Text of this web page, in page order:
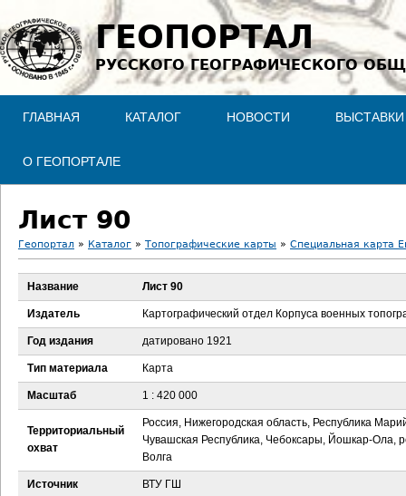
Jump to navigation
ГЕОПОРТАЛ
РУССКОГО ГЕОГРАФИЧЕСКОГО
ГЛАВНАЯ КАТАЛОГ НОВОСТИ ВЫСТАВКИ
О ГЕОПОРТАЛЕ
Лист 90
В
ы
д
е
с
ь
Геопортал » Каталог » Топографические карты » Специальная карта
Название Лист 90
Издатель Картографический отдел Корпуса военных
Год издания датировано 1921
Тип материала Карта
Масштаб 1 : 420 000
Территориальный
охват
Россия, Нижегородская область, Республика
Чувашская Республика, Чебоксары, Йошкар-Ола,
Волга
Источник ВТУ ГШ